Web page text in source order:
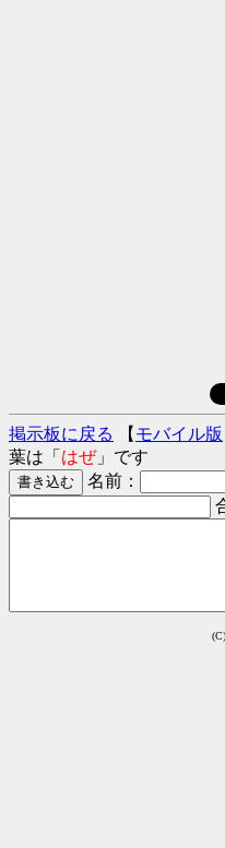
掲示板に戻る 【 モバイル版
葉は「 はぜ」です
名前：